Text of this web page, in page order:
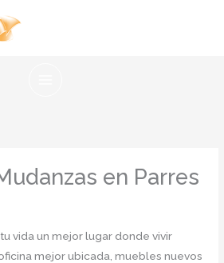
en Parres
vida un mejor lugar donde vivir
mejor ubicada, muebles nuevos